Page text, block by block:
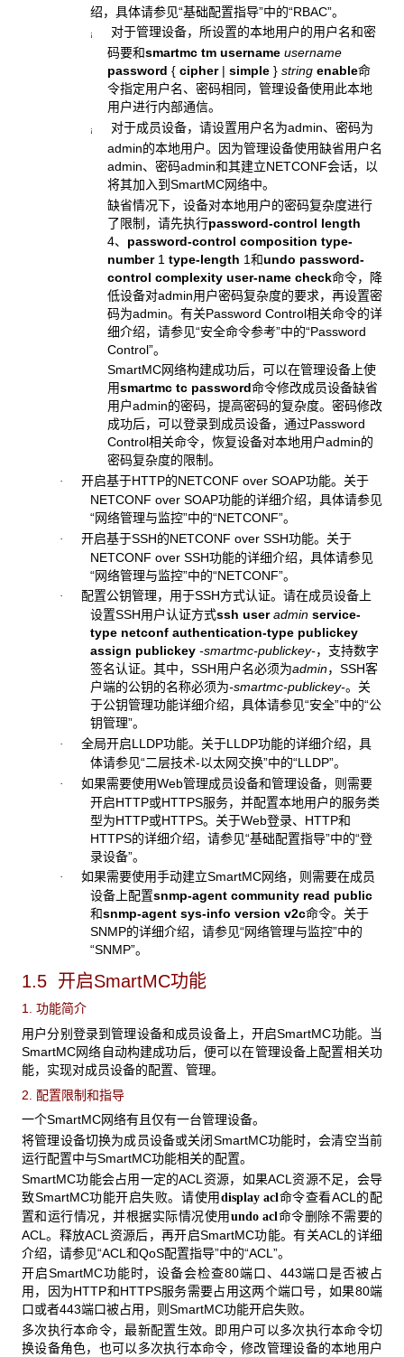
绍，具体请参见“基础配置指导”中的“RBAC”。
¡
对于管理设备，所设置的本地用户的用户名和密
码要和smartmc tm username username
password { cipher| simple} string enable命
令指定用户名、密码相同，管理设备使用此本地
用户进行内部通信。
¡
对于成员设备，请设置用户名为admin、密码为
admin的本地用户。因为管理设备使用缺省用户名
admin、密码admin和其建立NETCONF会话，以
将其加入到SmartMC网络中。
缺省情况下，设备对本地用户的密码复杂度进行
了限制，请先执行password-control length
4、 password-control composition type-
number 1 type-length 1和undo password-
control complexity user-name check命令，降
低设备对admin用户密码复杂度的要求，再设置密
码为admin。有关Password Control相关命令的详
细介绍，请参见“安全命令参考”中的“Password
Control”。
SmartMC网络构建成功后，可以在管理设备上使
用smartmc tc password命令修改成员设备缺省
用户admin的密码，提高密码的复杂度。密码修改
成功后，可以登录到成员设备，通过Password
Control相关命令，恢复设备对本地用户admin的
密码复杂度的限制。
· 开启基于HTTP的NETCONF over SOAP功能。关于
NETCONF over SOAP功能的详细介绍，具体请参见
“网络管理与监控”中的“NETCONF”。
· 开启基于SSH的NETCONF over SSH功能。关于
NETCONF over SSH功能的详细介绍，具体请参见
“网络管理与监控”中的“NETCONF”。
· 配置公钥管理，用于SSH方式认证。请在成员设备上
设置SSH用户认证方式ssh user admin service-
type netconf authentication-type publickey
assign publickey -smartmc-publickey-，支持数字
签名认证。其中，SSH用户名必须为admin，SSH客
户端的公钥的名称必须为-smartmc-publickey-。关
于公钥管理功能详细介绍，具体请参见“安全”中的“公
钥管理”。
· 全局开启LLDP功能。关于LLDP功能的详细介绍，具
体请参见“二层技术-以太网交换”中的“LLDP”。
· 如果需要使用Web管理成员设备和管理设备，则需要
开启HTTP或HTTPS服务，并配置本地用户的服务类
型为HTTP或HTTPS。关于Web登录、HTTP和
HTTPS的详细介绍，请参见“基础配置指导”中的“登
录设备”。
· 如果需要使用手动建立SmartMC网络，则需要在成员
设备上配置snmp-agent community read public
和snmp-agent sys-info version v2c命令。关于
SNMP的详细介绍，请参见“网络管理与监控”中的
“SNMP”。
1.5 开启SmartMC功能
1. 功能简介
用户分别登录到管理设备和成员设备上，开启SmartMC功能。当
SmartMC网络自动构建成功后，便可以在管理设备上配置相关功
能，实现对成员设备的配置、管理。
2. 配置限制和指导
一个SmartMC网络有且仅有一台管理设备。
将管理设备切换为成员设备或关闭SmartMC功能时，会清空当前
运行配置中与SmartMC功能相关的配置。
SmartMC功能会占用一定的ACL资源，如果ACL资源不足，会导
致SmartMC功能开启失败。请使用display acl命令查看ACL的配
置和运行情况，并根据实际情况使用undo acl命令删除不需要的
ACL。释放ACL资源后，再开启SmartMC功能。有关ACL的详细
介绍，请参见“ACL和QoS配置指导”中的“ACL”。
开启SmartMC功能时，设备会检查80端口、443端口是否被占
用，因为HTTP和HTTPS服务需要占用这两个端口号，如果80端
口或者443端口被占用，则SmartMC功能开启失败。
多次执行本命令，最新配置生效。即用户可以多次执行本命令切
换设备角色，也可以多次执行本命令，修改管理设备的本地用户